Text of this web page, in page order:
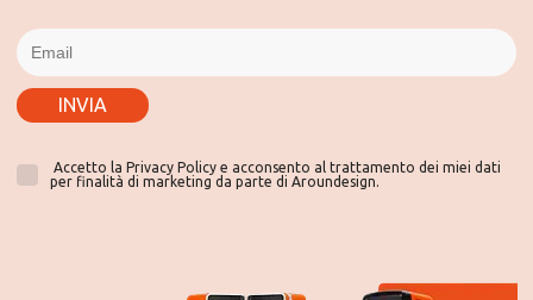
INVIA
Accetto la Privacy Policy e acconsento al trattamento dei miei dati
per finalità di marketing da parte di Aroundesign.